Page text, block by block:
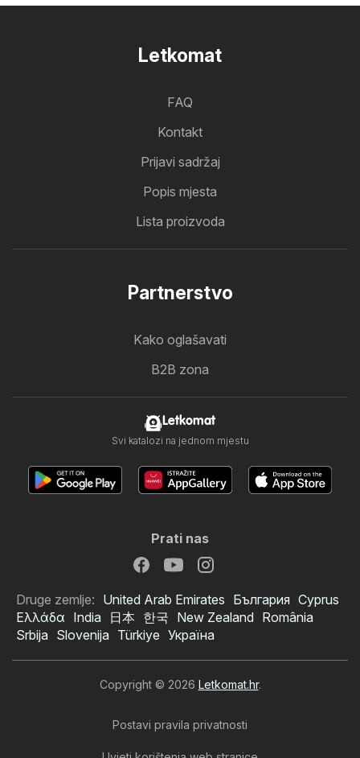
Letkomat
FAQ
Kontakt
Prijavi sadržaj
Popis mjesta
Lista proizvoda
Partnerstvo
Kako oglašavati
B2B zona
Letkomat
Svi katalozi na jednom mjestu
Prati nas
Druge zemlje: United Arab Emirates България Cyprus
Ελλάδα India 日本 한국 New Zealand România
Srbija Slovenija Türkiye Україна
Copyright © 2026 Letkomat.hr.
Postavi pravila privatnosti